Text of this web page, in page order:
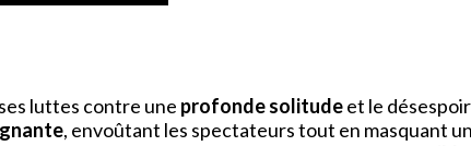
luttes contre une profonde solitudeet le
, envoûtant les spectateurs tout en masquant